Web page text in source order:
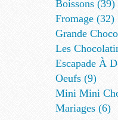
Boissons (39)
Fromage (32)
Grande
Les
Escapade À
Oeufs (9)
Mini Mini
Mariages (6)